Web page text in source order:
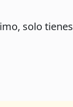
solo tienes